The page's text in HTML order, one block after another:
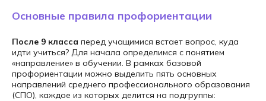
Основные правила профориентации
После 9 класса перед учащимися встает вопрос, куда
идти учиться? Для начала определимся с понятием
«направление» в обучении. В рамках базовой
профориентации можно выделить пять основных
направлений среднего профессионального образования
(СПО), каждое из которых делится на подгруппы: